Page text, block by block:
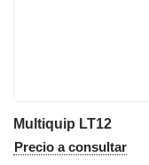
Multiquip LT12
Precio a consultar